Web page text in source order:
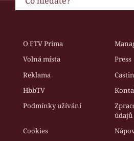
O FTV Prima
Volná místa
Press
Reklama
HbbTV
Podmínky užívání
údajů
Cookies